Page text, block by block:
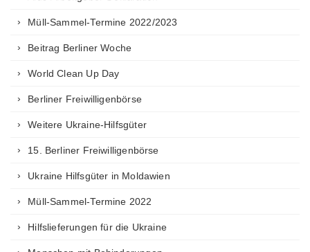
Müll-Sammel-Termine 2022/2023
Beitrag Berliner Woche
World Clean Up Day
Berliner Freiwilligenbörse
Weitere Ukraine-Hilfsgüter
15. Berliner Freiwilligenbörse
Ukraine Hilfsgüter in Moldawien
Müll-Sammel-Termine 2022
Hilfslieferungen für die Ukraine